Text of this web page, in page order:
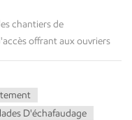
adjacente.Votre échafaudage nécessite les deux. Les contreventements assurent la solidité de l'ensemble ; les tirants empêchent son effondrement. Les tirants (tels que les tirants apparents, les tirants traversants ou les tirants caissons) doivent être installés conformément aux spécifications du fabricant, souvent aux intervalles requis par la règle du 4 pour 1. Erreurs courantes et comment les éviter �� Surcharge des échafaudages : vérifiez toujours les limites de poids de l'échafaudage utilisé. �� Mauvaise configuration de la base : installez des plaques de base et utilisez des outils de nivellement pour assurer la stabilité. �� Absence de support : mettre en place des contreventements diagonaux pour empêcher l'échafaudage de se balancer. �� Absence de garde-corps : installer des mains courantes pour prévenir les chutes. �� Inspections non effectuées : effectuez des inspections de sécurité régulières avant et après chaque quart de travail. Réglementation et conformité relatives à l'étaiement des échafaudagesLe respect des réglementations en matière d'échafaudages réduit les risques de responsabilité tout en garantissant la sécurité.Principales normes de sécurité en matière d'échafaudages : ✔️OSHA (États-Unis) : 29 CFR 1926.451 stipule qu'un échafaudage doit supporter au minimum quatre fois la charge maximale prévue.✔️EN 12811 (Europe) : exigences de performance et de sécurité pour les échafaudages.✔️BS 5975 (Royaume-Uni) : donne des instructions sur les travaux temporaires et la stabilité des échafaudages.✔️AS-NZS 1576 (Australie et Nouvelle-Zélande) : établit les normes de sécurité à suivre pour les systèmes d'échafaudage.REMARQUE : Vérifiez toujours la réglementation locale avant le montage de l'échafaudage ; cela peut vous éviter des pertes de temps et d'argent. Conclusion Ces dispositifs d'échafaudage sont indispensables à la sécurité des travailleurs et au bon déroulement des chantiers, notamment pour garantir la conformité aux réglementations. Ces bonnes pratiques assurent la stabilité et la sécurité des échafaudages, même sous de lourdes charges. Bâtiment AJ Nous proposons des échafaudages commerciaux, des conceptions sur mesure à haute capacité de charge et des solutions conformes aux normes de sécurité. Si vous recherchez des solutions d'échafaudage de qualité, appelez-nous dès maintenant pour obtenir un devis gratuit et assurer le bon déroulement de vos travaux en toute sécurité ! FAQ Quels sont les Eessentiel Séchafaudage Ssoutien Rexigences ? Un échafaudage doit reposer sur des fondations
D'échafaudage